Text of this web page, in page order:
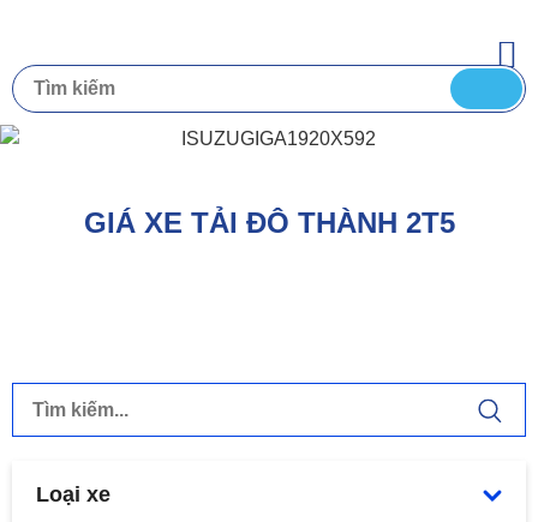
GIÁ XE TẢI ĐÔ THÀNH 2T5
Loại xe